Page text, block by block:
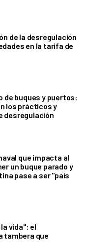
de la desregulación
en la tarifa de
de buques y puertos:
los prácticos y
desregulación
que impacta al
un buque parado y
pase a ser "país
vida": el
tambera que